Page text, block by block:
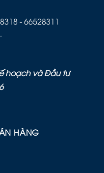
- 66528311
hoạch và Đầu tư
HÀNG